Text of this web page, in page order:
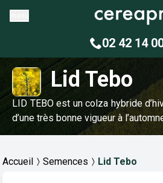
02 42 14
Lid Tebo
LID TEBO est un colza hybride
d’une très bonne vigueur à
Accueil Semences Lid Tebo